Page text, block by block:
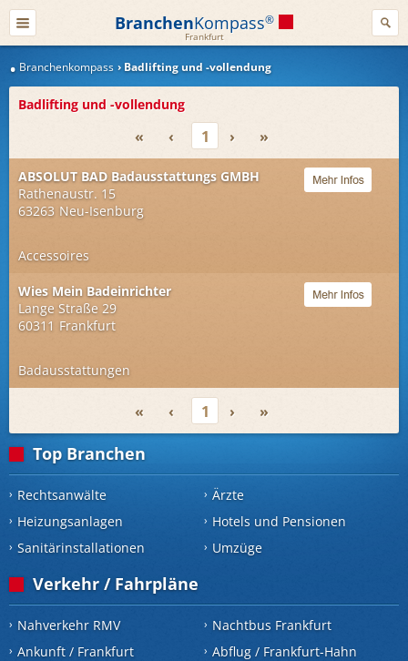
BranchenKompass®
Frankfurt
Branchenkompass Badlifting und -vollendung
Badlifting und -vollendung
« ‹ 1 › »
ABSOLUT BAD Badausstattungs GMBH
Rathenaustr. 15
63263 Neu-Isenburg
Accessoires
Wies Mein Badeinrichter
Lange Straße 29
60311 Frankfurt
Badausstattungen
« ‹ 1 › »
Top Branchen
Rechtsanwälte Ärzte
Heizungsanlagen
Hotels und Pensionen
Sanitärinstallationen
Umzüge
Verkehr / Fahrpläne
Nahverkehr RMV Nachtbus Frankfurt
Ankunft / Frankfurt
Abflug / Frankfurt-Hahn